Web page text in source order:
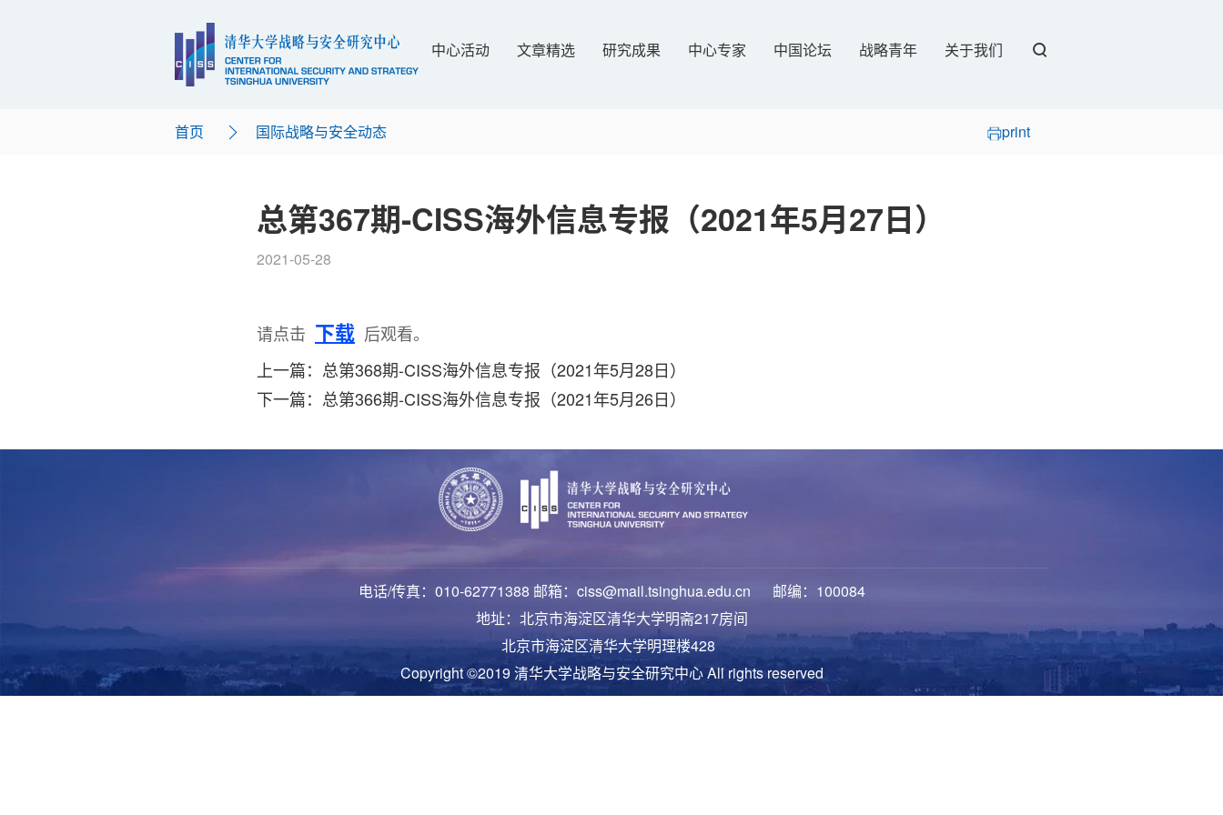
中心活动 文章精选 研究成果 中心专家 中国论坛 战略青年 关于我们
首页 国际战略与安全动态 print
总第367期-CISS海外信息专报（2021年5月27日）
2021-05-28
请点击 下载 后观看。
上一篇：总第368期-CISS海外信息专报（2021年5月28日）
下一篇：总第366期-CISS海外信息专报（2021年5月26日）
电话/传真：010-62771388 邮箱：ciss@mail.tsinghua.edu.cn 邮编：100084
地址：北京市海淀区清华大学明斋217房间
北京市海淀区清华大学明理楼428
Copyright ©2019 清华大学战略与安全研究中心 All rights reserved